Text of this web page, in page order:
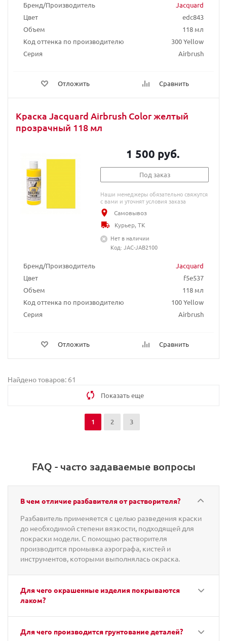
Бренд/Производитель
Jacquard
Цвет
edc843
Объем
118 мл
Код оттенка по производителю
300 Yellow
Серия
Airbrush
Отложить Сравнить
Краска Jacquard Airbrush Color желтый
прозрачный 118 мл
Бренд/Производитель
Jacquard
Цвет
f5e537
Объем
118 мл
Код оттенка по производителю
100 Yellow
Серия
Airbrush
Отложить Сравнить
1 500 руб.
Под заказ
Наши менеджеры обязательно свяжутся
с вами и уточнят условия заказа
Самовывоз
Курьер, ТК
Нет в наличии
Код: JAC-JAB2100
Найдено товаров: 61
Показать еще
1 2 3
FAQ - часто задаваемые вопросы
В чем отличие разбавителя от растворителя?
Разбавитель применяется с целью разведения краски
до необходимой степени вязкости, подходящей для
покраски модели. С помощью растворителя
производится промывка аэрографа, кистей и
инструментов, которыми выполнялась окраска.
Для чего окрашенные изделия покрываются
лаком?
Для чего производится грунтование деталей?